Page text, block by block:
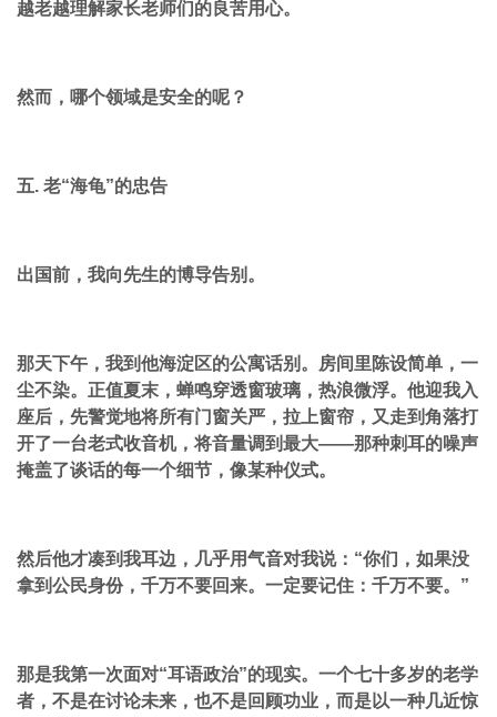
越老越理解家长老师们的良苦用心。
然而，哪个领域是安全的呢？
五. 老“海龟”的忠告
出国前，我向先生的博导告别。
那天下午，我到他海淀区的公寓话别。房间里陈设简单，一
尘不染。正值夏末，蝉鸣穿透窗玻璃，热浪微浮。他迎我入
座后，先警觉地将所有门窗关严，拉上窗帘，又走到角落打
开了一台老式收音机，将音量调到最大——那种刺耳的噪声
掩盖了谈话的每一个细节，像某种仪式。
然后他才凑到我耳边，几乎用气音对我说：“你们，如果没
拿到公民身份，千万不要回来。一定要记住：千万不要。”
那是我第一次面对“耳语政治”的现实。一个七十多岁的老学
者，不是在讨论未来，也不是回顾功业，而是以一种几近惊